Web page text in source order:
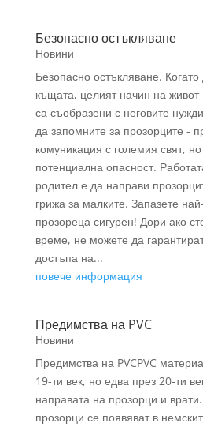
Безопасно остъкляване
Новини
Безопасно остъкляване.
къщата, целият начин на
са съобразени с неговите
да запомните за прозорците -
комуникация с големия свят,
потенциална опасност.
родител е да направи
грижа за малките. Запазете
прозореца сигурен! Дори ако
време, не можете да
достъпа на...
повече информация
Предимства на PVC
Новини
Предимства на PVCPVC
19-ти век, но едва през 20-ти
направата на прозорци и
прозорци се появяват в